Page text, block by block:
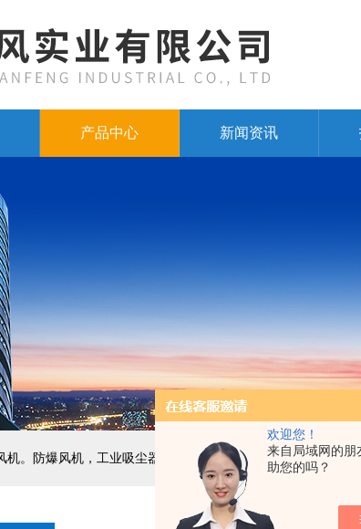
欢迎您！
来自局域网的朋
助您的吗？
产品中心 新闻资讯
机。防爆风机，工业吸尘器，工业集尘机，减速机，电机